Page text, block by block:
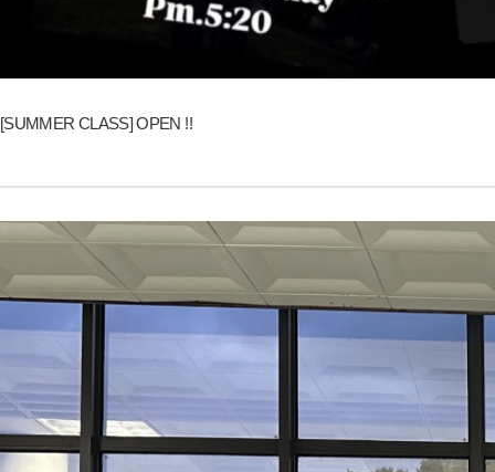
[SUMMER CLASS] OPEN !!